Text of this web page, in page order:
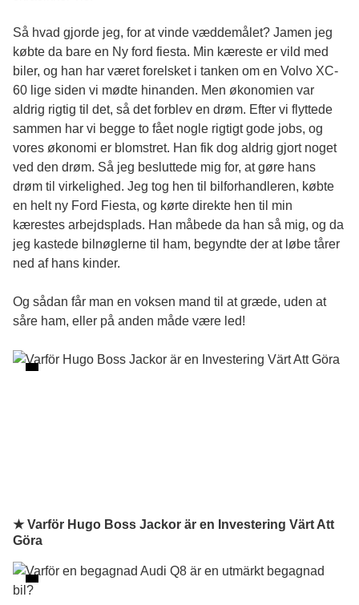
Så hvad gjorde jeg, for at vinde væddemålet? Jamen jeg
købte da bare en Ny ford fiesta. Min kæreste er vild med
biler, og han har været forelsket i tanken om en Volvo XC-
60 lige siden vi mødte hinanden. Men økonomien var
aldrig rigtig til det, så det forblev en drøm. Efter vi flyttede
sammen har vi begge to fået nogle rigtigt gode jobs, og
vores økonomi er blomstret. Han fik dog aldrig gjort noget
ved den drøm. Så jeg besluttede mig for, at gøre hans
drøm til virkelighed. Jeg tog hen til bilforhandleren, købte
en helt ny Ford Fiesta, og kørte direkte hen til min
kærestes arbejdsplads. Han måbede da han så mig, og da
jeg kastede bilnøglerne til ham, begyndte der at løbe tårer
ned af hans kinder.
Og sådan får man en voksen mand til at græde, uden at
såre ham, eller på anden måde være led!
★ Varför Hugo Boss Jackor är en Investering Värt Att
Göra